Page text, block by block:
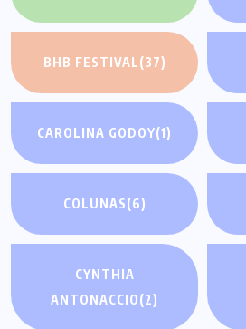
BHB FESTIVAL(37)
CAROLINA GODOY(1)
COLUNAS(6)
CYNTHIA
ANTONACCIO(2)